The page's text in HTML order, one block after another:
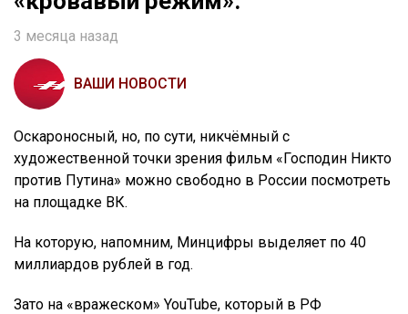
3 месяца назад
ВАШИ НОВОСТИ
Оскароносный, но, по сути, никчёмный с
художественной точки зрения фильм «Господин Никто
против Путина» можно свободно в России посмотреть
на площадке ВК.
На которую, напомним, Минцифры выделяет по 40
миллиардов рублей в год.
Зато на «вражеском» YouTube, который в РФ